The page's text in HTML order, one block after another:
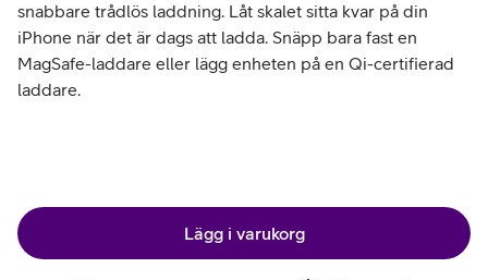
snabbare trådlös laddning. Låt skalet sitta kvar på din
iPhone när det är dags att ladda. Snäpp bara fast en
MagSafe-laddare eller lägg enheten på en Qi-certifierad
laddare.
Lägg i varukorg